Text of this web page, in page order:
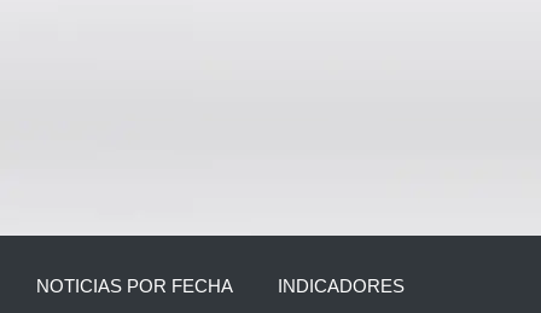
NOTICIAS POR FECHA INDICADORES